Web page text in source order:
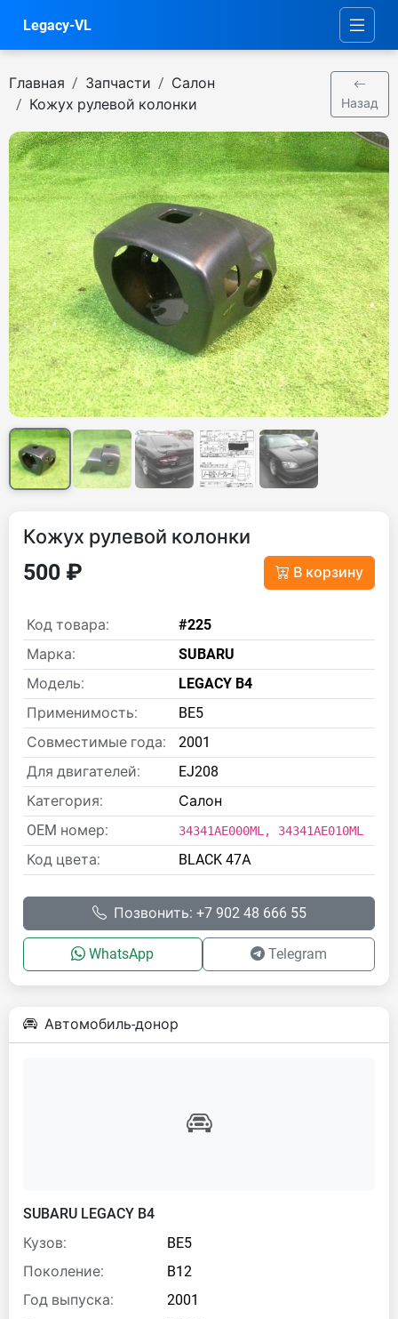
Legacy-VL
Главная Запчасти
Салон
Кожух рулевой колонки
Назад
Кожух рулевой колонки
500 ₽ В корзину
Код товара:
#225
Марка:
SUBARU
Модель:
LEGACY B4
Применимость:
BE5
Совместимые года:
2001
Для двигателей:
EJ208
Категория:
Салон
OEM номер:
34341AE000ML, 34341AE010ML
Код цвета: BLACK 47А
Позвонить: +7 902 48 666 55
WhatsApp Telegram
Автомобиль-донор
SUBARU LEGACY B4
Кузов:
BE5
Поколение:
B12
Год выпуска:
2001